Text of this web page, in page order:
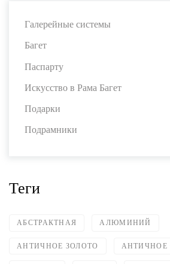
Галерейные системы
Багет
Паспарту
Искусство в Рама Багет
Подарки
Подрамники
Теги
АБСТРАКТНАЯ АЛЮМИНИЙ
АНТИЧНОЕ ЗОЛОТО АНТИЧНОЕ